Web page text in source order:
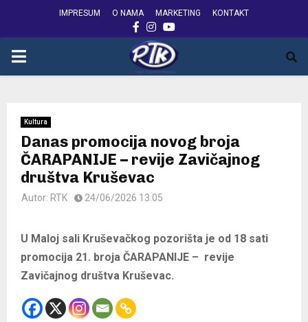
IMPRESUM O NAMA MARKETING KONTAKT
FACEBOOK
INSTAGRAM
YOUTUBE
PRIMARY
Kultura
Danas promocija novog broja
ČARAPANIJE – revije Zavičajnog
društva Kruševac
Autor: RTK 24/06/2026 13:05
U Maloj sali Kruševačkog pozorišta je od 18 sati
promocija 21. broja ČARAPANIJE – revije
Zavičajnog društva Kruševac.